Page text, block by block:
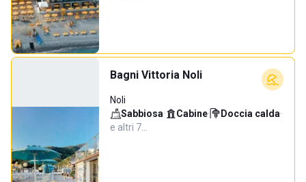
Bagni Vittoria Noli
Noli
Sabbiosa· Cabine· Doccia calda·
e altri 7…